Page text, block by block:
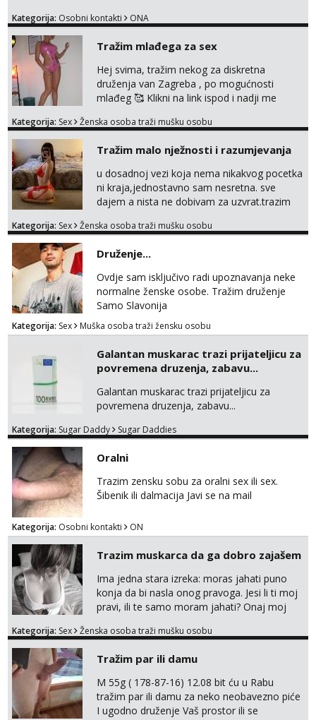
Kategorija: Osobni kontakti ONA
Tražim mlađega za sex
Hej svima, tražim nekog za diskretna
druženja van Zagreba , po mogućnosti
mlađeg 🥰 Klikni na link ispod i nadji me
Kategorija: Sex Ženska osoba traži mušku osobu
Tražim malo nježnosti i razumjevanja
u dosadnoj vezi koja nema nikakvog pocetka
ni kraja,jednostavno sam nesretna. sve
dajem a nista ne dobivam za uzvrat.trazim
trazim puno samo malo njeznosti i
poljupce po tijelu koji me jako
pale,obozavam kad muskarac preuzme
kontrolu . javi se :) Klikni na link ispod i nadji
me tamo, cekam te!
Kategorija: Sex Ženska osoba traži mušku osobu
Druženje...
Ovdje sam isključivo radi upoznavanja neke
normalne ženske osobe. Tražim druženje
Samo Slavonija
Kategorija: Sex Muška osoba traži žensku osobu
Galantan muskarac trazi prijateljicu za
povremena druzenja, zabavu...
Galantan muskarac trazi prijateljicu za
povremena druzenja, zabavu...
Kategorija: Sugar Daddy Sugar Daddies
Oralni
Trazim zensku sobu za oralni sex ili sex.
Šibenik ili dalmacija Javi se na mail
Kategorija: Osobni kontakti ON
Trazim muskarca da ga dobro zajašem
Ima jedna stara izreka: moras jahati puno
konja da bi nasla onog pravoga. Jesi li ti moj
pravi, ili te samo moram jahati? Onaj moj
na sexdater link i javi mi se tamo....
Kategorija: Sex Ženska osoba traži mušku osobu
Tražim par ili damu
M 55g ( 178-87-16) 12.08 bit ću u Rabu
tražim par ili damu za neko neobavezno piće
I ugodno druženje Vaš prostor ili se